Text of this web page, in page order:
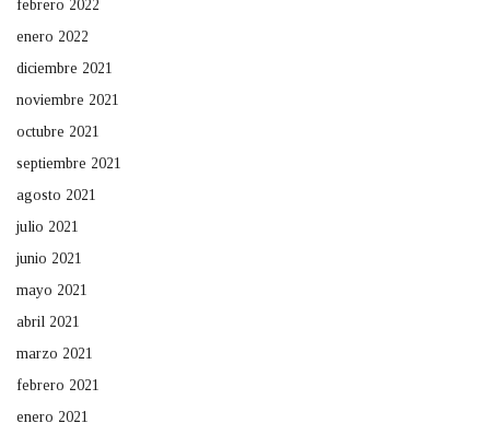
febrero 2022
enero 2022
diciembre 2021
noviembre 2021
octubre 2021
septiembre 2021
agosto 2021
julio 2021
junio 2021
mayo 2021
abril 2021
marzo 2021
febrero 2021
enero 2021